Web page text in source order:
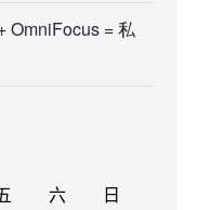
OmniFocus = 私
六 日